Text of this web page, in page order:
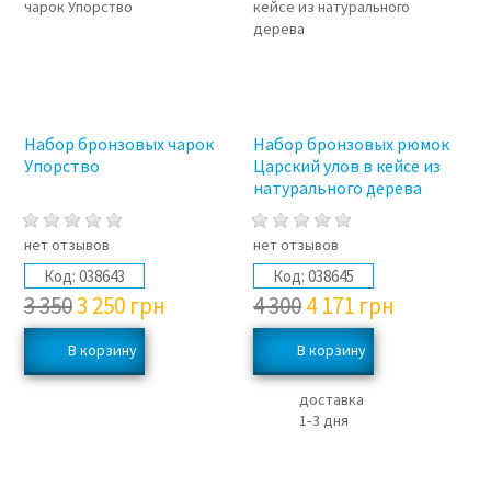
Набор бронзовых чарок
Упорство
нет отзывов
Код: 038643
3 3503 250 грн
Набор бронзовых рюмок
Царский улов в кейсе из
натурального дерева
нет отзывов
Код: 038645
4 3004 171 грн
доставка
1‑3 дня